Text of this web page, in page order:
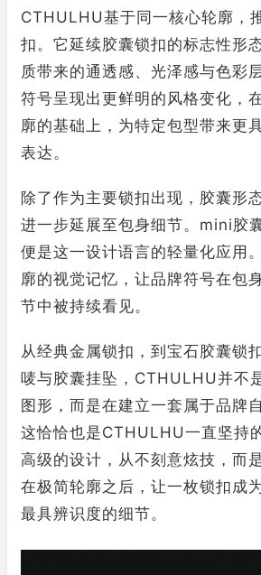
CTHULHU基于同一核心轮廓，
扣。它延续胶囊锁扣的标志性形
质带来的通透感、光泽感与色彩
符号呈现出更鲜明的风格变化，
廓的基础上，为特定包型带来更
表达。
除了作为主要锁扣出现，胶囊形
进一步延展至包身细节。mini胶
便是这一设计语言的轻量化应用
廓的视觉记忆，让品牌符号在包
节中被持续看见。
从经典金属锁扣，到宝石胶囊锁
唛与胶囊挂坠，CTHULHU并不
图形，而是在建立一套属于品牌
这恰恰也是CTHULHU一直坚持
高级的设计，从不刻意炫技，而
在极简轮廓之后，让一枚锁扣成
最具辨识度的细节。